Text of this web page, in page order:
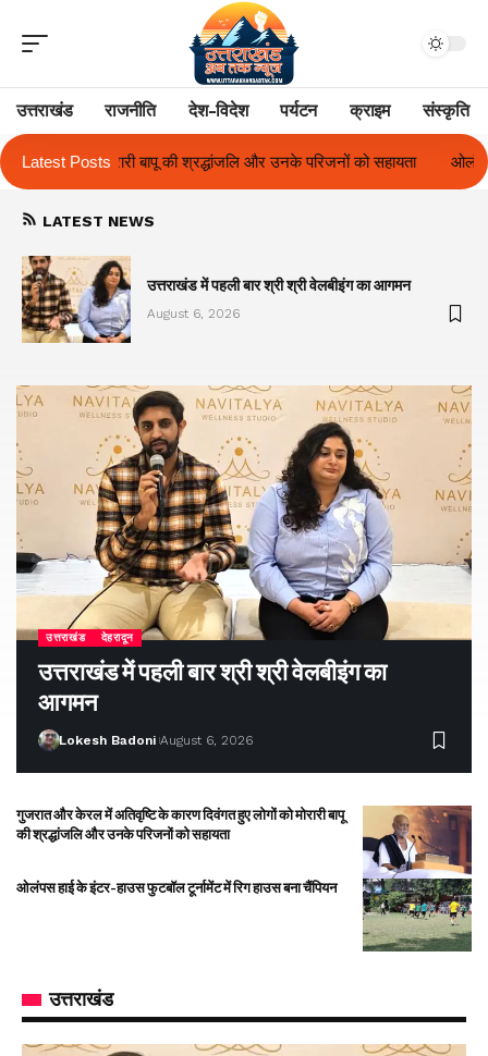
उत्तराखंड राजनीति देश-विदेश पर्यटन क्राइम संस्कृति
Latest Posts
उनके परिजनों को सहायता ओलंपस हाई के इंटर-हाउस फुटबॉल टूर्नामेंट में रिग
LATEST NEWS
उत्तराखंड में पहली बार श्री श्री वेलबीइंग का आगमन
August 6, 2026
उत्तराखंड देहरादून
उत्तराखंड में पहली बार श्री श्री वेलबीइंग का
आगमन
Lokesh Badoni August 6, 2026
गुजरात और केरल में अतिवृष्टि के कारण दिवंगत हुए लोगों को मोरारी बापू
की श्रद्धांजलि और उनके परिजनों को सहायता
ओलंपस हाई के इंटर-हाउस फुटबॉल टूर्नामेंट में रिग हाउस बना चैंपियन
उत्तराखंड